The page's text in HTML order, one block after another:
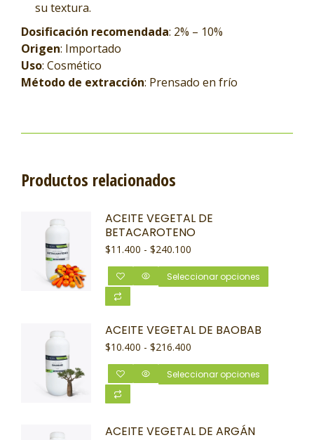
su textura.
Dosificación recomendada: 2% – 10%
Origen: Importado
Uso: Cosmético
Método de extracción: Prensado en frío
Productos relacionados
ACEITE VEGETAL DE
BETACAROTENO
$11.400 - $240.100
Seleccionar opciones
ACEITE VEGETAL DE BAOBAB
$10.400 - $216.400
Seleccionar opciones
ACEITE VEGETAL DE ARGÁN